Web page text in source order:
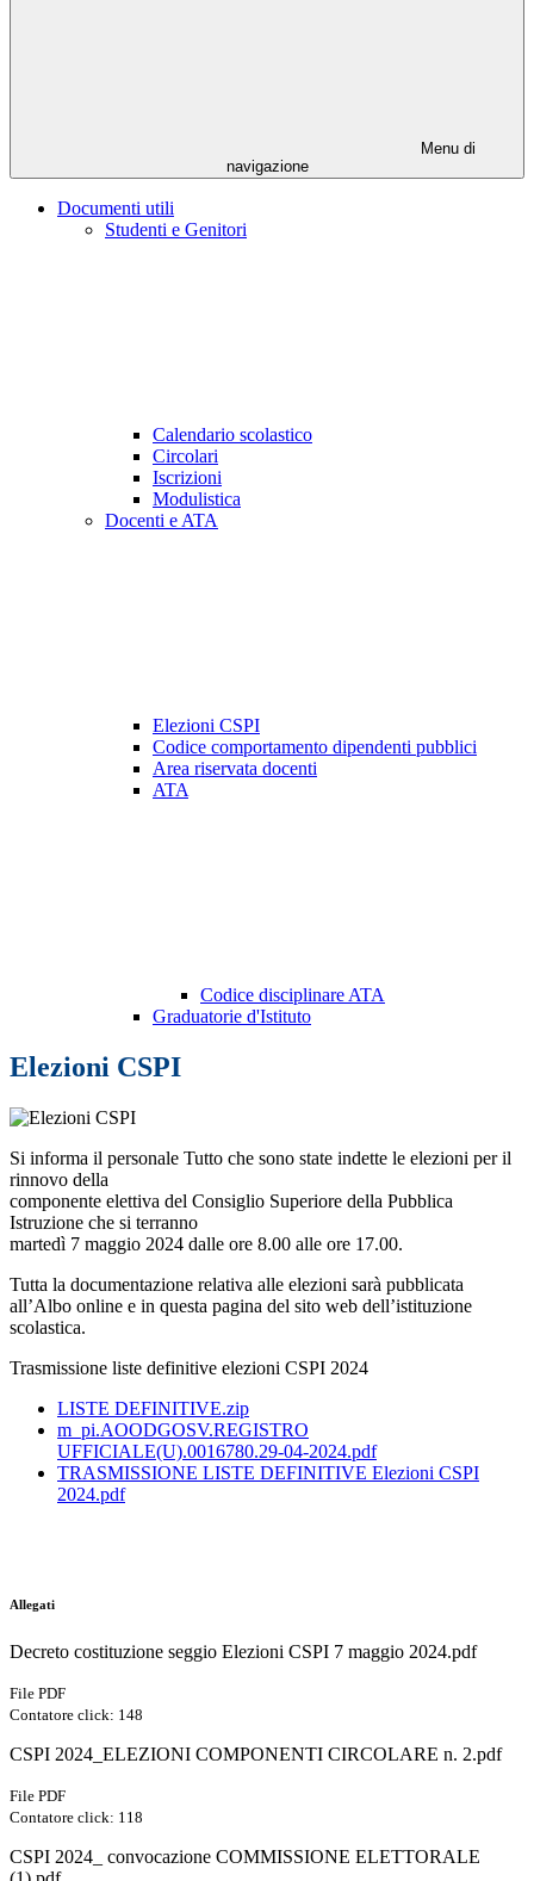
Menu di
navigazione
Documenti utili
Studenti e Genitori
Calendario scolastico
Circolari
Iscrizioni
Modulistica
Docenti e ATA
Elezioni CSPI
Codice comportamento dipendenti pubblici
Area riservata docenti
ATA
Codice disciplinare ATA
Graduatorie d'Istituto
Elezioni CSPI
Si informa il personale Tutto che sono state indette le elezioni per il
rinnovo della
componente elettiva del Consiglio Superiore della Pubblica
Istruzione che si terranno
martedì 7 maggio 2024 dalle ore 8.00 alle ore 17.00.
Tutta la documentazione relativa alle elezioni sarà pubblicata
all’Albo online e in questa pagina del sito web dell’istituzione
scolastica.
Trasmissione liste definitive elezioni CSPI 2024
LISTE DEFINITIVE.zip
m_pi.AOODGOSV.REGISTRO
UFFICIALE(U).0016780.29-04-2024.pdf
TRASMISSIONE LISTE DEFINITIVE Elezioni CSPI
2024.pdf
Allegati
Decreto costituzione seggio Elezioni CSPI 7 maggio 2024.pdf
File PDF
Contatore click: 148
CSPI 2024_ELEZIONI COMPONENTI CIRCOLARE n. 2.pdf
File PDF
Contatore click: 118
CSPI 2024_ convocazione COMMISSIONE ELETTORALE